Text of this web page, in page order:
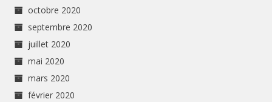
octobre 2020
septembre 2020
juillet 2020
mai 2020
mars 2020
février 2020